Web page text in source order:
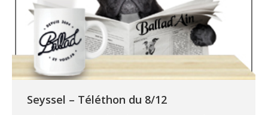
Seyssel – Téléthon du 8/12